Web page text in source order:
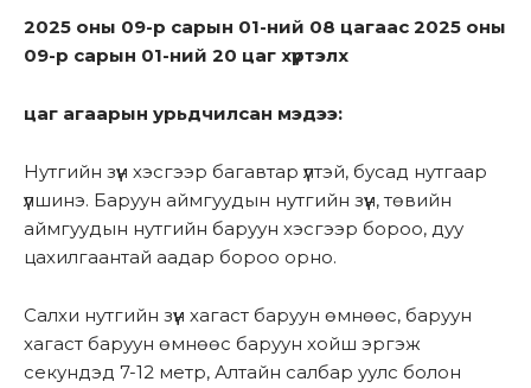
2025 оны 09-р сарын 01-ний 08 цагаас 2025 оны
09-р сарын 01-ний 20 цаг хүртэлх
цаг агаарын урьдчилсан мэдээ:
Нутгийн зүүн хэсгээр багавтар үүлтэй, бусад нутгаар
үүлшинэ. Баруун аймгуудын нутгийн зүүн, төвийн
аймгуудын нутгийн баруун хэсгээр бороо, дуу
цахилгаантай аадар бороо орно.
Салхи нутгийн зүүн хагаст баруун өмнөөс, баруун
хагаст баруун өмнөөс баруун хойш эргэж
секундэд 7-12 метр, Алтайн салбар уулс болон